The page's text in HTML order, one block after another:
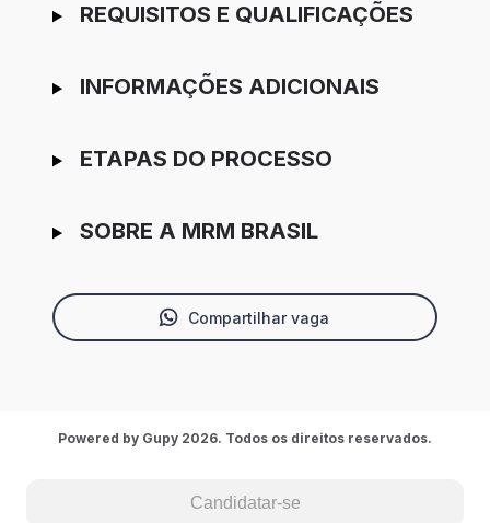
REQUISITOS E QUALIFICAÇÕES
INFORMAÇÕES ADICIONAIS
ETAPAS DO PROCESSO
SOBRE A MRM BRASIL
Compartilhar vaga
Candidatar-se
Powered by Gupy 2026. Todos os direitos reservados.